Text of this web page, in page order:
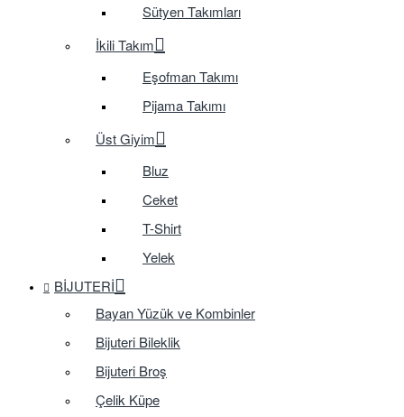
Sütyen Takımları
İkili Takım
Eşofman Takımı
Pijama Takımı
Üst Giyim
Bluz
Ceket
T-Shirt
Yelek
BIJUTERI
Bayan Yüzük ve Kombinler
Bijuteri Bileklik
Bijuteri Broş
Çelik Küpe